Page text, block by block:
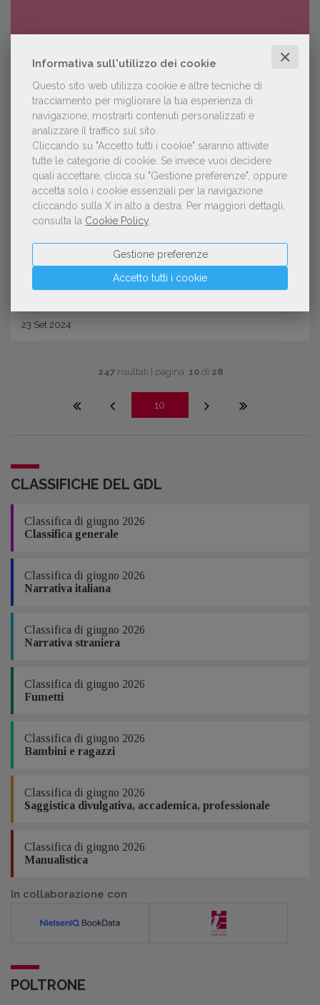
Informativa sull'utilizzo dei cookie ✕
Questo sito web utilizza cookie e altre tecniche di
tracciamento per migliorare la tua esperienza di
navigazione, mostrarti contenuti personalizzati e
analizzare il traffico sul sito.
Cliccando su "Accetto tutti i cookie" saranno attivate
tutte le categorie di cookie. Se invece vuoi decidere
quali accettare, clicca su "Gestione preferenze", oppure
accetta solo i cookie essenziali per la navigazione
cliccando sulla X in alto a destra.
Per maggiori dettagli,
consulta la Cookie Policy
Accetto tutti i cookie
Gestione preferenze
OFFERTE DI LAVORO
Lavorare in editoria: 28 posizioni
aperte e 9 stage
23 Set 2024
247 risultati | pagina: 10di 28
10
CLASSIFICHE DEL GDL
Classifica di giugno 2026
Classifica generale
Classifica di giugno 2026
Narrativa italiana
Classifica di giugno 2026
Narrativa straniera
Classifica di giugno 2026
Fumetti
Classifica di giugno 2026
Bambini e ragazzi
Classifica di giugno 2026
Saggistica divulgativa, accademica, professionale
Classifica di giugno 2026
Manualistica
In collaborazione con
POLTRONE